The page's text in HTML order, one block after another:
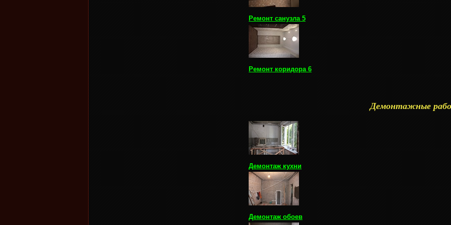
Ремонт санузла 5
Ремонт коридора 6
Демонтажные
Демонтаж кухни
Демонтаж обоев